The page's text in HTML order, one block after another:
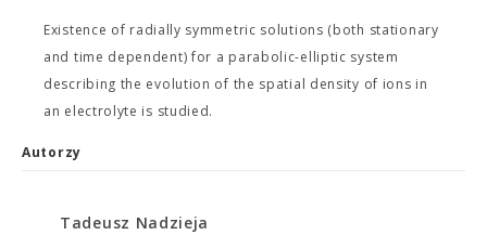
Existence of radially symmetric solutions (both stationary
and time dependent) for a parabolic-elliptic system
describing the evolution of the spatial density of ions in
an electrolyte is studied.
Autorzy
Tadeusz Nadzieja